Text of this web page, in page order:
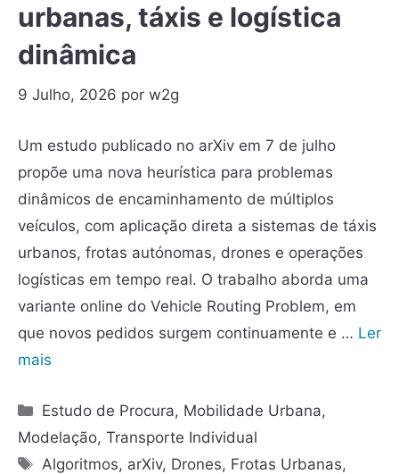
urbanas, táxis e logística
dinâmica
9 Julho, 2026 por w2g
Um estudo publicado no arXiv em 7 de julho
propõe uma nova heurística para problemas
dinâmicos de encaminhamento de múltiplos
veículos, com aplicação direta a sistemas de táxis
urbanos, frotas autónomas, drones e operações
logísticas em tempo real. O trabalho aborda uma
variante online do Vehicle Routing Problem, em
que novos pedidos surgem continuamente e … Ler
mais
Estudo de Procura, Mobilidade Urbana,
Modelação, Transporte Individual
Algoritmos, arXiv, Drones, Frotas Urbanas,